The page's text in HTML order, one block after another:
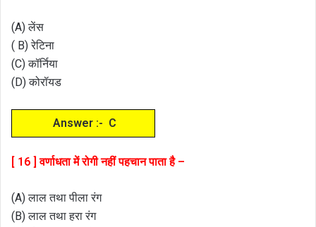
(A) लेंस
( B) रेटिना
(C) कॉर्निया
(D) कोरॉयड
Answer :- C
[ 16 ] वर्णाधता में रोगी नहीं पहचान पाता है –
(A) लाल तथा पीला रंग
(B) लाल तथा हरा रंग